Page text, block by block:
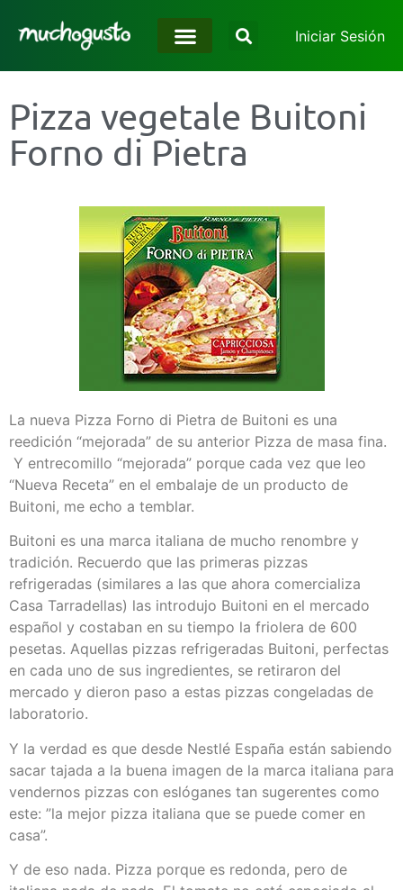
Iniciar Sesión
Pizza vegetale Buitoni
Forno di Pietra
La nueva Pizza Forno di Pietra de Buitoni es una
reedición “mejorada” de su anterior Pizza de masa fina.
Y entrecomillo “mejorada” porque cada vez que leo
“Nueva Receta” en el embalaje de un producto de
Buitoni, me echo a temblar.
Buitoni es una marca italiana de mucho renombre y
tradición. Recuerdo que las primeras pizzas
refrigeradas (similares a las que ahora comercializa
Casa Tarradellas) las introdujo Buitoni en el mercado
español y costaban en su tiempo la friolera de 600
pesetas. Aquellas pizzas refrigeradas Buitoni, perfectas
en cada uno de sus ingredientes, se retiraron del
mercado y dieron paso a estas pizzas congeladas de
laboratorio.
Y la verdad es que desde Nestlé España están sabiendo
sacar tajada a la buena imagen de la marca italiana para
vendernos pizzas con eslóganes tan sugerentes como
este: ”la mejor pizza italiana que se puede comer en
casa”.
Y de eso nada. Pizza porque es redonda, pero de